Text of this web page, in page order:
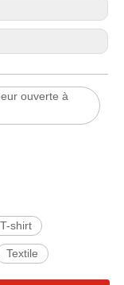
ouverte à
T-shirt
Textile